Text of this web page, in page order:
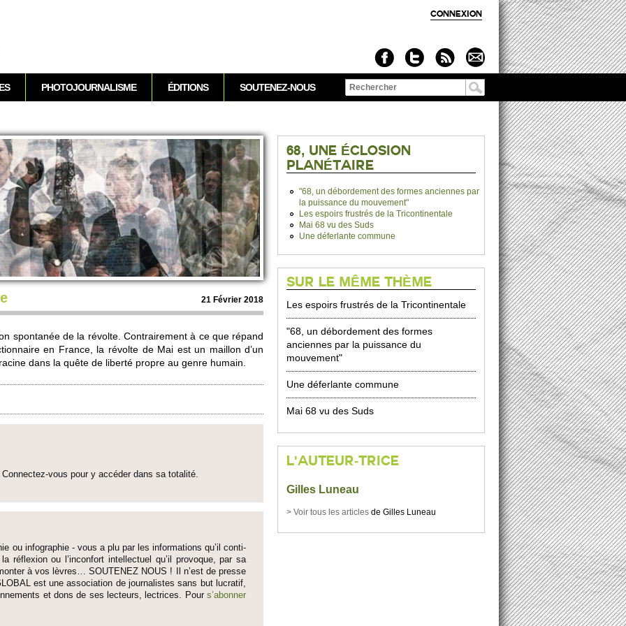
CONNEXION
21 Février 2018
spontanée de la révolte. Contraire­ment à ce que répand
en France, la révolte de Mai est un mai­llon d’un
dans la quête de liberté propre au genre humain.
vous pour y accéder dans sa to­talité.
ou infographie - vous a plu par les informati­ons qu’il conti­
réflexion ou l’inconfort inte­llectuel qu’il pro­voque, par sa
à vos lèvres… SO­UTENEZ NOUS ! Il n’est de pre­sse
est une asso­ci­ation de journalistes sans but lucratif,
et dons de ses lecte­urs, lec­trices. Pours’abonner
PHOTOJOURNALISME ÉDITIONS SOUTENEZ-NOUS
Formulaire de
68, UNE ÉCLOSION
PLANÉTAIRE
"68, un débordement des formes anciennes par
la puissance du mouvement"
Les espoirs frustrés de la Tricontinentale
Mai 68 vu des Suds
Une déferlante commune
SUR LE MÊME THÈME
Les espoirs frustrés de la Tricontinentale
"68, un débordement des formes
anciennes par la puissance du
mouvement"
Une déferlante commune
Mai 68 vu des Suds
L'AUTEUR-TRICE
Gilles Luneau
> Voir tous les articles deGilles Luneau